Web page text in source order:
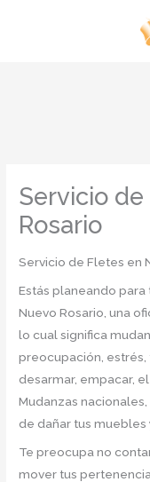
Servicio
Rosario
Servicio de Fletes en
Estás planeando
Nuevo Rosario, una
lo cual significa
preocupación,
desarmar, empacar,
Mudanzas
de dañar tus
Te preocupa no
mover tus